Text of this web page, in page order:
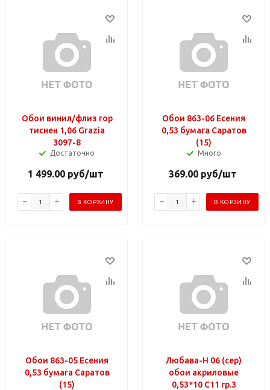
Обои винил/флиз гор
тиснен 1,06 Grazia
3097-8
Достаточно
1 499.00 руб/шт
В КОРЗИНУ
Обои 863-06 Есения
0,53 бумага Саратов
(15)
Много
369.00руб/шт
В КОРЗИНУ
Обои 863-05 Есения
0,53 бумага Саратов
(15)
Любава-Н 06 (сер)
обои акриловые
0,53*10 С11 гр.3